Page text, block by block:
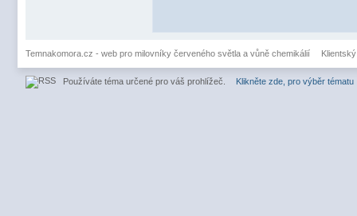
Temnakomora.cz - web pro milovníky červeného světla a vůně chemikálií
Používáte téma určené pro váš prohlížeč. Klikněte zde, pro výběr tématu